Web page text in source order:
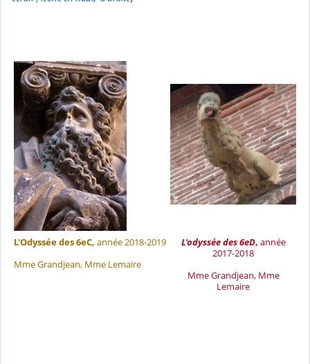
L'Odyssée des 6eC, année 2018-2019
Mme Grandjean, Mme Lemaire
L'odyssée des 6eD, année
2017-2018
Mme Grandjean, Mme
Lemaire